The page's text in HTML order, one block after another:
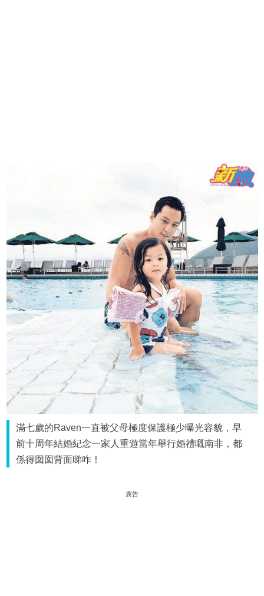
滿七歲的Raven一直被父母極度保護極少曝光容貌，早
前十周年結婚紀念一家人重遊當年舉行婚禮嘅南非，都
係得囡囡背面睇咋！
廣告